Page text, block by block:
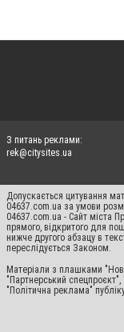
З питань реклами:
rek@citysites.ua
Допускається цитування
04637.com.ua за умови
04637.com.ua - Сайт міста
прямого, відкритого для
нижче другого абзацу в
переслідується Законом.
Матеріали з плашками
"Партнерський спецпроєкт",
"Політична реклама"